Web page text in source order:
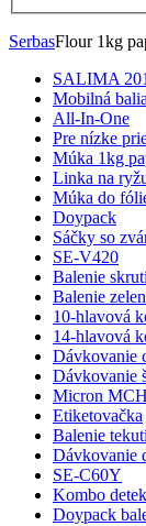
SerbasFlour 1kg
SALIMA
Mobilná
All-In-One
Pre nízke
Múka 1kg
Linka na
Múka do
Doypack
Sáčky so
SE-V420
Balenie
Balenie
10-hlavová
14-hlavová
Dávkovanie
Dávkovanie
Micron
Etiketovačka
Balenie
Dávkovanie
SE-C60Y
Kombo
Doypack